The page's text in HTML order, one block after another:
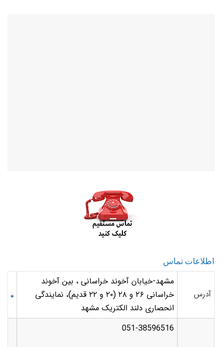
اطلاعات تماس
آدرس
مشهد-خیابان آخوند خراسانی ، بین آخوند
خراسانی ٢۶ و ٢٨ (٢٠ و ٢٢ قدیم)، نمایندگی
انحصاری دلند الکتریک مشهد
051-38596516